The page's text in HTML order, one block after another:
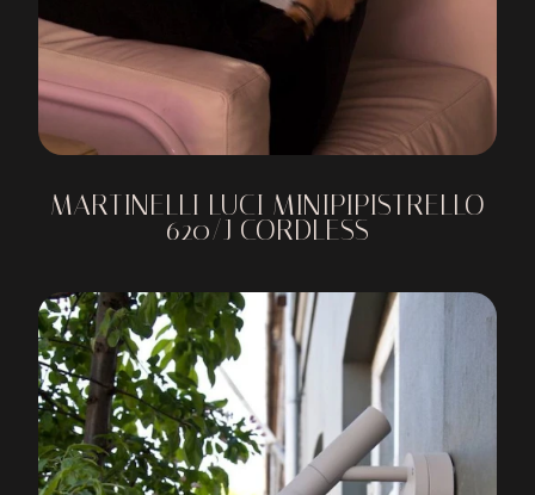
MARTINELLI LUCI MINIPIPISTRELLO
620/J CORDLESS